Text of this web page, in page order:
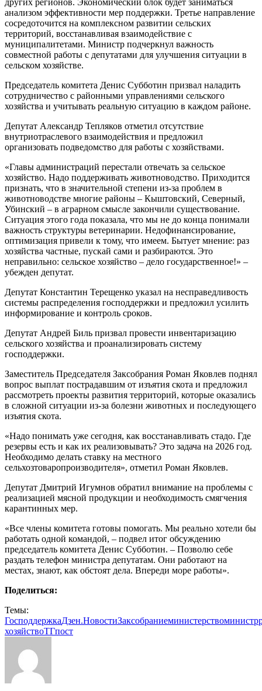
других регионов. Экономический блок будет заниматься
анализом эффективности мер поддержки. Третье направление
сосредоточится на комплексном развитии сельских
территорий, восстанавливая взаимодействие с
муниципалитетами. Министр подчеркнул важность
совместной работы с депутатами для улучшения ситуации в
сельском хозяйстве.
Председатель комитета Денис Субботин призвал наладить
сотрудничество с районными управлениями сельского
хозяйства и учитывать реальную ситуацию в каждом районе.
Депутат Александр Тепляков отметил отсутствие
внутриотраслевого взаимодействия и предложил
организовать подведомство для работы с хозяйствами.
«Главы администраций перестали отвечать за сельское
хозяйство. Надо поддерживать животноводство. Приходится
признать, что в значительной степени из-за проблем в
животноводстве многие районы – Кыштовский, Северный,
Убинский – в аграрном смысле закончили существование.
Ситуация этого года показала, что мы не до конца понимали
важность структуры ветеринарии. Недофинансирование,
оптимизация привели к тому, что имеем. Бытует мнение: раз
хозяйства частные, пускай сами и разбираются. Это
неправильно: сельское хозяйство – дело государственное!» –
убежден депутат.
Депутат Константин Терещенко указал на несправедливость
системы распределения господдержки и предложил усилить
информирование и контроль сроков.
Депутат Андрей Биль призвал провести инвентаризацию
сельского хозяйства и проанализировать систему
господдержки.
Заместитель Председателя Заксобрания Роман Яковлев поднял
вопрос выплат пострадавшим от изъятия скота и предложил
рассмотреть проекты развития территорий, которые оказались
в сложной ситуации из-за болезни животных и последующего
изъятия скота.
«Надо понимать уже сегодня, как восстанавливать стадо. Где
резервы есть и как их реализовывать? Это задача на 2026 год.
Необходимо делать ставку на местного
сельхозтоваропроизводителя», отметил Роман Яковлев.
Депутат Дмитрий Игумнов обратил внимание на проблемы с
реализацией мясной продукции и необходимость смягчения
карантинных мер.
«Все члены комитета готовы помогать. Мы реально хотели бы
работать одной командой, – подвел итог обсуждению
председатель комитета Денис Субботин. – Позволю себе
раздать телефон министра депутатам. Они работают на
местах, знают, как обстоят дела. Впереди море работы».
Поделиться:
Темы:
ГосподдержкаДзен.НовостиЗаксобраниеминистерствоминистр
хозяйствоТГпост